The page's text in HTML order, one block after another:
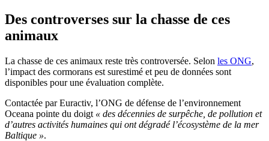
Des controverses sur la chasse de ces
animaux
La chasse de ces animaux reste très controversée. Selon les ONG,
l’impact des cormorans est surestimé et peu de données sont
disponibles pour une évaluation complète.
Contactée par Euractiv, l’ONG de défense de l’environnement
Oceana pointe du doigt « des décennies de surpêche, de pollution et
d’autres activités humaines qui ont dégradé l’écosystème de la mer
Baltique ».